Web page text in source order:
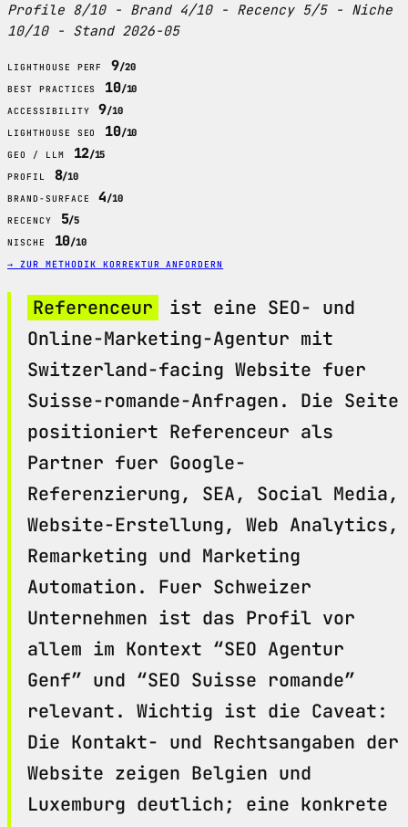
Profile 8/10 - Brand 4/10 - Recency 5/5 - Niche
10/10 - Stand 2026-05
LIGHTHOUSE PERF 9/20
BEST PRACTICES 10/10
ACCESSIBILITY 9/10
LIGHTHOUSE SEO 10/10
GEO / LLM 12/15
PROFIL 8/10
BRAND-SURFACE 4/10
RECENCY 5/5
NISCHE 10/10
→ ZUR METHODIK KORREKTUR ANFORDERN
Referenceur
ist eine SEO- und
Online-Marketing-Agentur mit
Switzerland-facing Website fuer
Suisse-romande-Anfragen. Die Seite
positioniert Referenceur als
Partner fuer Google-
Referenzierung, SEA, Social Media,
Website-Erstellung, Web Analytics,
Remarketing und Marketing
Automation. Fuer Schweizer
Unternehmen ist das Profil vor
allem im Kontext “SEO Agentur
Genf” und “SEO Suisse romande”
relevant. Wichtig ist die Caveat:
Die Kontakt- und Rechtsangaben der
Website zeigen Belgien und
Luxemburg deutlich; eine konkrete